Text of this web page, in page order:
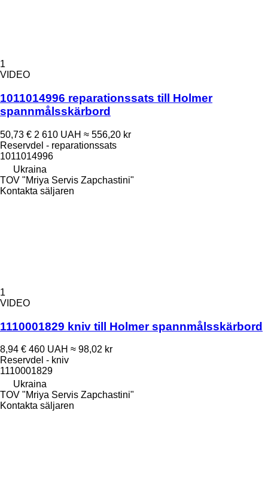
1
VIDEO
1011014996 reparationssats till Holmer
spannmålsskärbord
50,73 € 2 610 UAH ≈ 556,20 kr
Reservdel - reparationssats
1011014996
Ukraina
TOV "Mriya Servis Zapchastini"
Kontakta säljaren
1
VIDEO
1110001829 kniv till Holmer spannmålsskärbord
8,94 € 460 UAH ≈ 98,02 kr
Reservdel - kniv
1110001829
Ukraina
TOV "Mriya Servis Zapchastini"
Kontakta säljaren